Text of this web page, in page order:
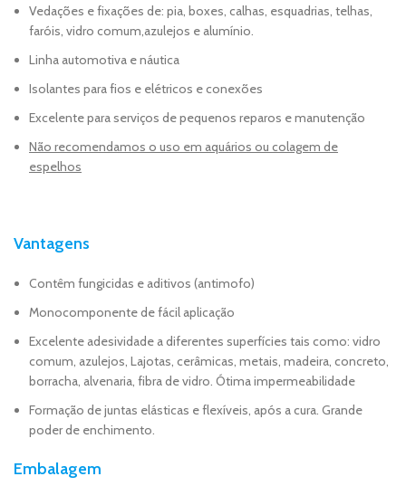
Vedações e fixações de: pia, boxes, calhas, esquadrias, telhas,
faróis, vidro comum,azulejos e alumínio.
Linha automotiva e náutica
Isolantes para fios e elétricos e conexões
Excelente para serviços de pequenos reparos e manutenção
Não recomendamos o uso em aquários ou colagem de
espelhos
Vantagens
Contêm fungicidas e aditivos (antimofo)
Monocomponente de fácil aplicação
Excelente adesividade a diferentes superfícies tais como: vidro
comum, azulejos, Lajotas, cerâmicas, metais, madeira, concreto,
borracha, alvenaria, fibra de vidro. Ótima impermeabilidade
Formação de juntas elásticas e flexíveis, após a cura. Grande
poder de enchimento.
Embalagem